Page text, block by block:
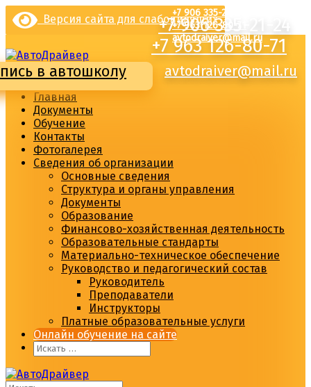
Перейти
содержимому
Версия сайта для слабовидящих+7 906 335-21-24
+7 963 126-80-71
avtodraiver@mail.ru
в автошколу
Главная
Документы
Обучение
Контакты
Фотогалерея
Сведения об организации
Основные сведения
Структура и органы управления
Документы
Образование
Финансово-хозяйственная деятельность
Образовательные стандарты
Материально-техническое обеспечение
Руководство и педагогический состав
Руководитель
Преподаватели
Инструкторы
Платные образовательные услуги
Онлайн обучение на сайте
+7 906 335-21-24
+7 963 126-80-71
avtodraiver@mail.ru